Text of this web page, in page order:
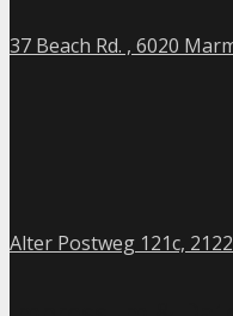
37 Beach Rd. , 6020
Alter Postweg 121c,